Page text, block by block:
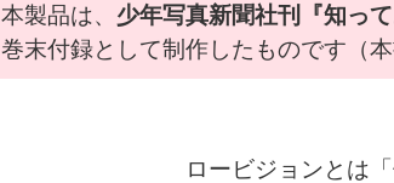
本製品は、 少年写真新聞社刊『知っ
巻末付録として制作したものです（
ロービジョンとは